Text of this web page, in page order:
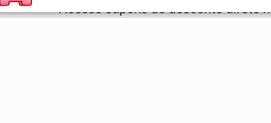
Acesse cupons de desconto direto